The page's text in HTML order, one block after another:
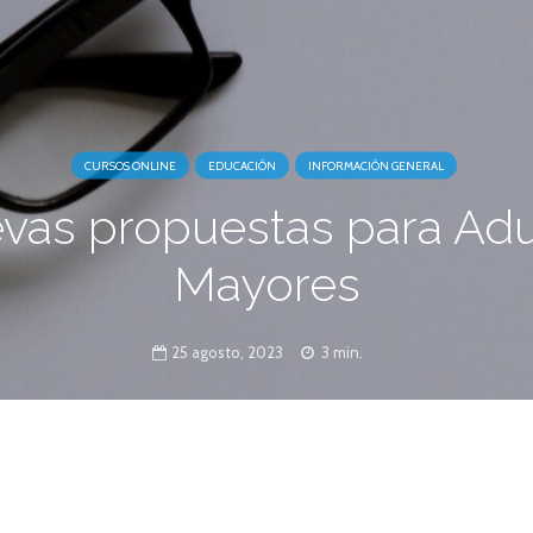
CURSOS ONLINE EDUCACIÓN INFORMACIÓN GENERAL
propuestas para
Mayores
25 agosto, 2023 3 min.